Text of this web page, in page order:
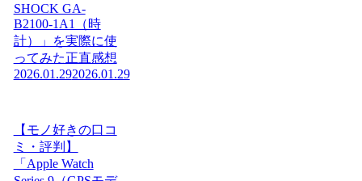
SHOCK GA-
B2100-1A1（時
計）」を実際に使
ってみた正直感想
2026.01.292026.01.29
【モノ好きの口コ
ミ・評判】
「Apple Watch